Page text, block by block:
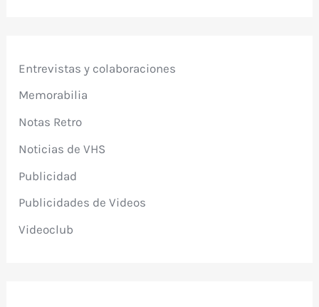
Entrevistas y colaboraciones
Memorabilia
Notas Retro
Noticias de VHS
Publicidad
Publicidades de Videos
Videoclub